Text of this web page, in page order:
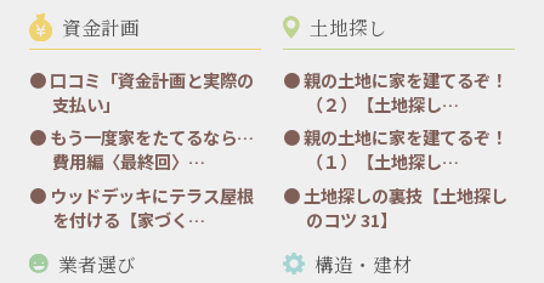
資金計画
口コミ「資金計画と実際の
支払い」
もう一度家をたてるなら…
費用編〈最終回〉…
ウッドデッキにテラス屋根
を付ける【家づく…
土地探し
親の土地に家を建てるぞ！
（２）【土地探し…
親の土地に家を建てるぞ！
（１）【土地探し…
土地探しの裏技【土地探し
のコツ 31】
業者選び 構造・建材